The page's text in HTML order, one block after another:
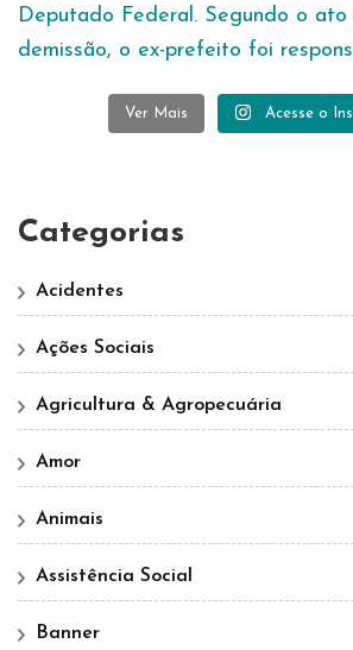
Ver Mais Acesse o
Categorias
Acidentes
Ações Sociais
Agricultura & Agropecuária
Amor
Animais
Assistência Social
Banner